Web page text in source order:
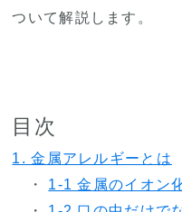
ついて解説します。
目次
1. 金属アレルギーとは
・ 1-1 金属のイオン